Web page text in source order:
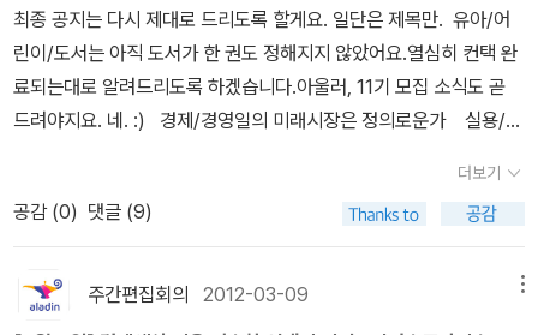
고 한다. 그러나 상호이익이 정의의 전부라고 할 수 있을까? 정의는
그 이상의 것이다. 예를 들어, 사람을 고문한 죄로 재판을 받고 있는
경찰관이 피해자에게 충분한 보상을 함으로써 서로 이익이 되는 방향
으로 원만하게 타협했다. 그래서 그에게 무죄를 선고하는 것을 어떻
하고 정의로운가? 시장의 자발적 합의 속에 도사린 함정은 무엇인
가? 시장은 사람들이 자발적으로 모여서 각자 합리적 손익계산에 따
라 흥정하고 거래하는 곳이다. 만일 그렇다면, 시장에서 결정된 가격
이나 소득은 합리적인 사람들이 자발적으로 모여서 합의한 결과다.
합리적인 사람들 사이의 자발적 합의사항은 존중해주는 것이 민주주
최종 공지는 다시 제대로 드리도록 할게요. 일단은 제목만. 유아/어
린이/도서는 아직 도서가 한 권도 정해지지 않았어요.열심히 컨택 완
료되는대로 알려드리도록 하겠습니다.아울러, 11기 모집 소식도 곧
드려야지요. 네. :) 경제/경영일의 미래시장은 정의로운가 실용/취
가 에세이1인분 인생나는 알래스카에서 죽었다 소설스노우맨옆 무
덤의 남자 예술/대중문화나를 세우는 옛그림음악의 탄생 인문/사
회/과학카프카 평전검열에 관한 검은 책 컨택이 완료되는대로 계속
더보기
공감 (0) 댓글 (9)
주간편집회의 2012-03-09